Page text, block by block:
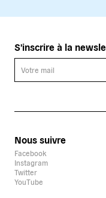
Nous suivre
Facebook
Instagram
Twitter
YouTube
S'inscrire à la